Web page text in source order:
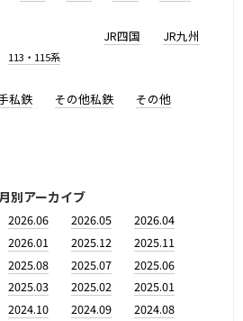
113・115系
JR四国 JR九州
私鉄 その他私鉄 その他
月別アーカイブ
2026.06 2026.05
2026.04
2026.01 2025.12
2025.11
2025.08 2025.07
2025.06
2025.03 2025.02
2025.01
2024.10 2024.09
2024.08